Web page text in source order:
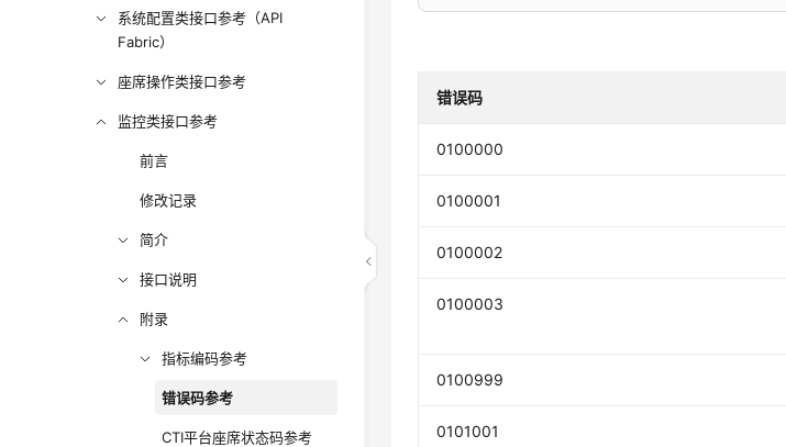
系统配置类接口参考（API
Fabric）
座席操作类接口参考
监控类接口参考
前言
修改记录
简介
接口说明
附录
指标编码参考
错误码参考
CTI平台座席状态码参考
错误码
0100000
0100001
0100002
0100003
0100999
0101001